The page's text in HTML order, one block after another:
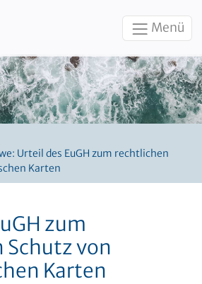
Menü
Urteil des EuGH zum rechtlichen
Karten
zum
von
Karten